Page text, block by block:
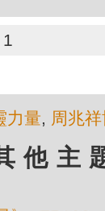
力量, 周兆
他主